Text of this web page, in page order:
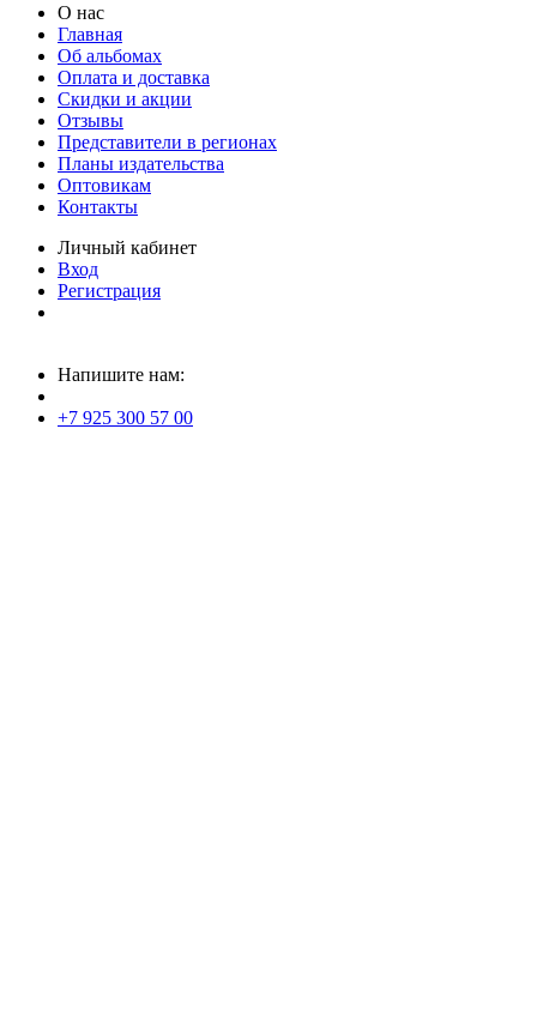
О нас
Главная
Об альбомах
Оплата и доставка
Скидки и акции
Отзывы
Представители в регионах
Планы издательства
Оптовикам
Контакты
Личный кабинет
Вход
Регистрация
Напишите нам:
+7 925 300 57 00